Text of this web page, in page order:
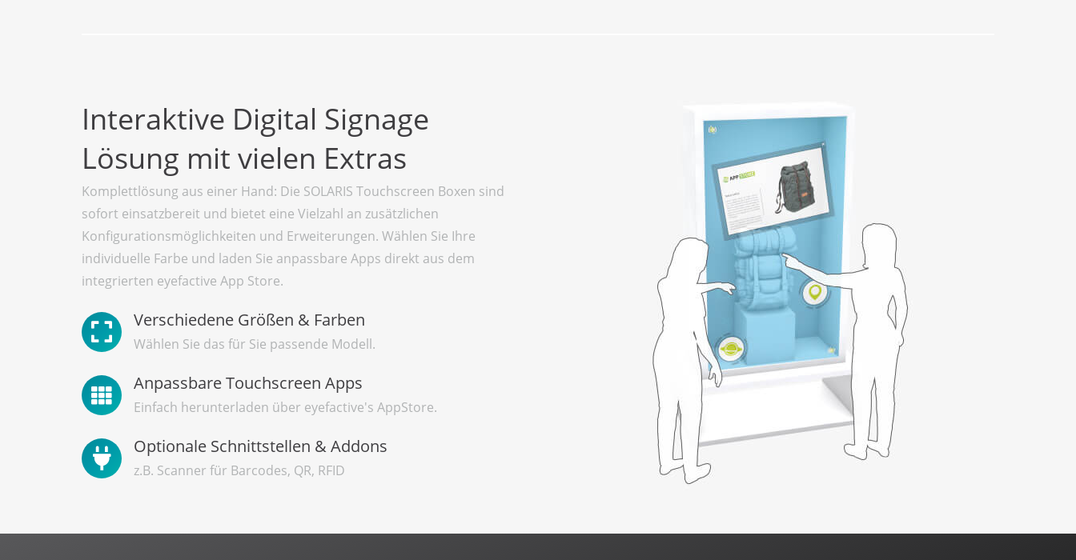
Interaktive Digital Signage
Lösung mit vielen Extras
Komplettlösung aus einer Hand: Die SOLARIS Touchscreen Boxen sind
sofort einsatzbereit und bietet eine Vielzahl an zusätzlichen
Konfigurationsmöglichkeiten und Erweiterungen. Wählen Sie Ihre
individuelle Farbe und laden Sie anpassbare Apps direkt aus dem
integrierten eyefactive App Store.
Verschiedene Größen & Farben
Wählen Sie das für Sie passende Modell.
Anpassbare Touchscreen Apps
Einfach herunterladen über eyefactive's AppStore.
Optionale Schnittstellen & Addons
z.B. Scanner für Barcodes, QR, RFID